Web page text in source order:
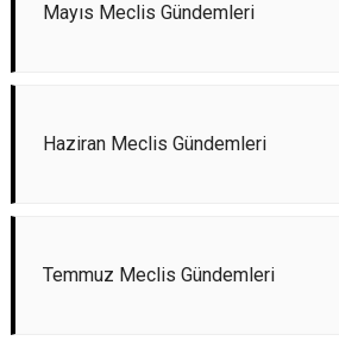
Mayıs Meclis Gündemleri
Haziran Meclis Gündemleri
Temmuz Meclis Gündemleri